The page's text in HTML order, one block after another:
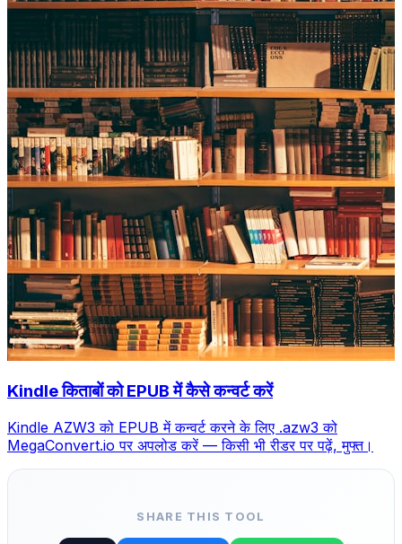
Kindle किताबों को EPUB में कैसे कन्वर्ट करें
Kindle AZW3 को EPUB में कन्वर्ट करने के लिए .azw3 को
MegaConvert.io पर अपलोड करें — किसी भी रीडर पर पढ़ें, मुफ्त।
SHARE THIS TOOL